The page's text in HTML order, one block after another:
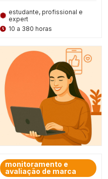
estudante, profissional e
expert
10 a 380 horas
monitoramento e
avaliação de marca